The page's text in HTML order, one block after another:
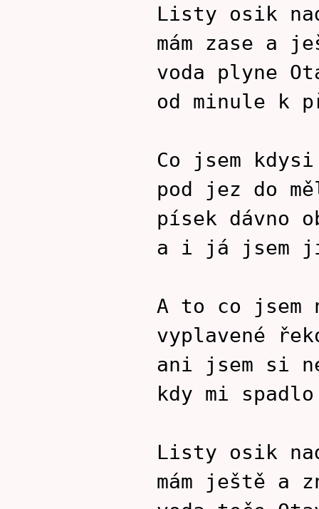
Listy osik
mám zase a
voda plyne
od minule k
Co jsem
pod jez do
písek dávno
a i já jsem
A to co jsem
vyplavené
ani jsem si
kdy mi
Listy osik
mám ještě a